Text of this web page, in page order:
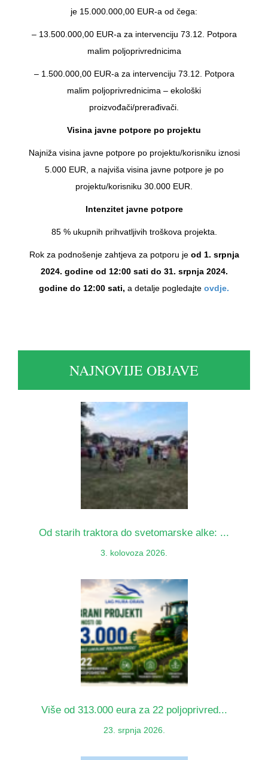
je 15.000.000,00 EUR-a od čega:
– 13.500.000,00 EUR-a za intervenciju 73.12. Potpora
malim poljoprivrednicima
– 1.500.000,00 EUR-a za intervenciju 73.12. Potpora
malim poljoprivrednicima – ekološki
proizvođači/prerađivači.
Visina javne potpore po projektu
Najniža visina javne potpore po projektu/korisniku iznosi
5.000 EUR, a najviša visina javne potpore je po
projektu/korisniku 30.000 EUR.
Intenzitet javne potpore
85 % ukupnih prihvatljivih troškova projekta.
Rok za podnošenje zahtjeva za potporu je od 1. srpnja
2024. godine od 12:00 sati do 31. srpnja 2024.
godine do 12:00 sati, a detalje pogledajte ovdje.
NAJNOVIJE OBJAVE
Od starih traktora do svetomarske alke: ...
3. kolovoza 2026.
Više od 313.000 eura za 22 poljoprivred...
23. srpnja 2026.